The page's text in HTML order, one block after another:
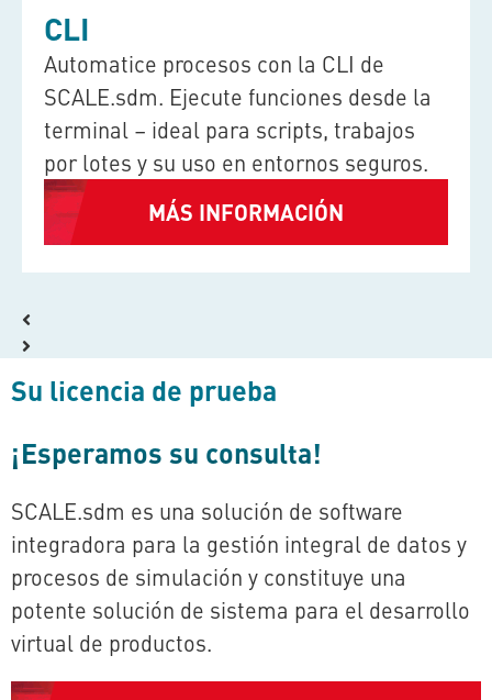
CLI
Automatice procesos con la CLI de
SCALE.sdm. Ejecute funciones desde la
terminal – ideal para scripts, trabajos
por lotes y su uso en entornos seguros.
MÁS INFORMACIÓN
Su licencia de prueba
¡Esperamos su consulta!
SCALE.sdm es una solución de software
integradora para la gestión integral de datos y
procesos de simulación y constituye una
potente solución de sistema para el desarrollo
virtual de productos.